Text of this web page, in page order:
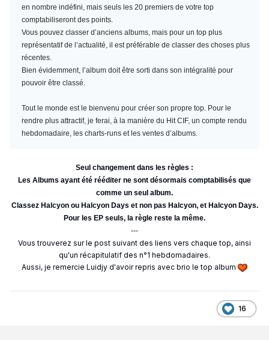
en nombre indéfini, mais seuls les 20 premiers de votre top
comptabiliseront des points.
Vous pouvez classer d’anciens albums, mais pour un top plus
représentatif de l’actualité, il est préférable de classer des choses plus
récentes.
Bien évidemment, l’album doit être sorti dans son intégralité pour
pouvoir être classé.
Tout le monde est le bienvenu pour créer son propre top. Pour le
rendre plus attractif, je ferai, à la manière du Hit CIF, un compte rendu
hebdomadaire, les charts-runs et les ventes d’albums.
Seul changement dans les règles :
Les Albums ayant été rééditer ne sont désormais comptabilisés que
comme un seul album.
Classez Halcyon ou Halcyon Days et non pas Halcyon, et Halcyon Days.
Pour les EP seuls, la règle reste la même.
---
Vous trouverez sur le post suivant des liens vers chaque top, ainsi
qu'un récapitulatif des n°1 hebdomadaires.
Aussi, je remercie Luidjy d'avoir repris avec brio le top album
16